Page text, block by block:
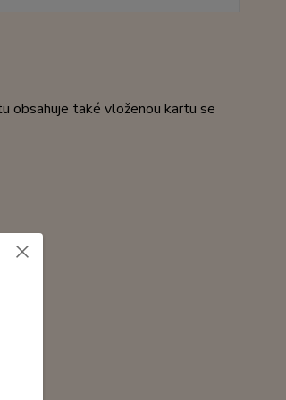
obsahuje také vloženou kartu se